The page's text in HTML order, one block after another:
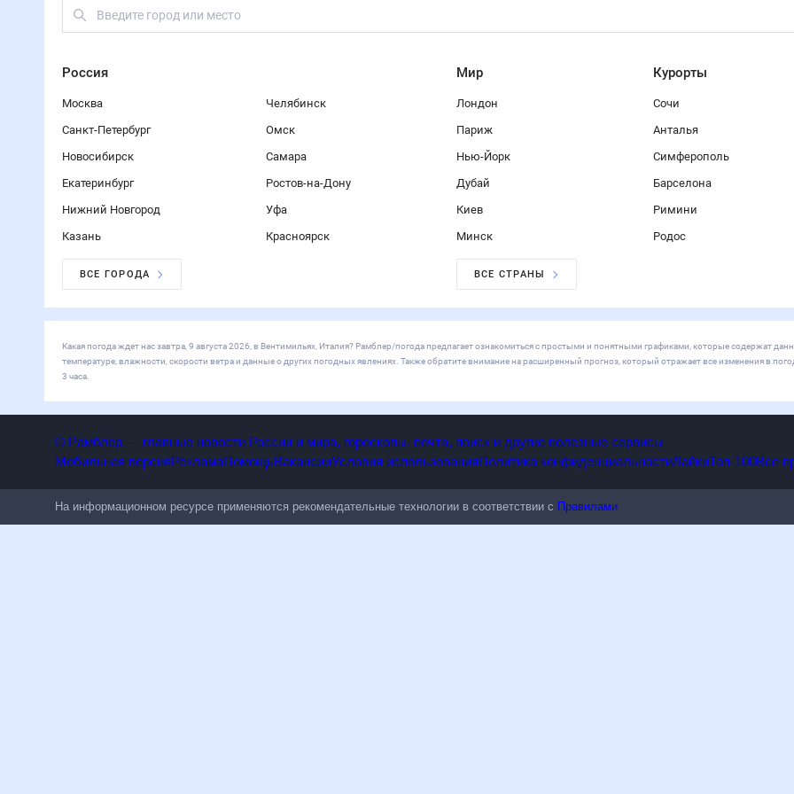
Россия
Москва
Санкт-Петербург
Новосибирск
Екатеринбург
Нижний Новгород
Казань
Челябинск
Омск
Самара
Ростов-на-Дону
Уфа
Красноярск
ВСЕ ГОРОДА
Мир
Лондон
Париж
Нью-Йорк
Дубай
Киев
Минск
Курорты
Сочи
Анталья
Симферополь
Барселона
Римини
Родос
ВСЕ СТРАНЫ
Какая погода ждет нас завтра, 9 августа 2026, в Вентимильях, Италия? Рамблер/погода предлагает ознакомиться с простыми и понятными графиками, которые содержат
температуре, влажности, скорости ветра и данные о других погодных явлениях. Также обратите внимание на расширенный прогноз, который отражает все изменения в
3 часа.
© Рамблер — главные новости России и мира, гороскопы, почта, поиск и другие полезные сервисы
Мобильная версияРекламаПомощьВакансииУсловия использованияПолитика конфиденциальностиЛайкиТоп-100
На информационном ресурсе применяются рекомендательные технологии в соответствии сПравилами